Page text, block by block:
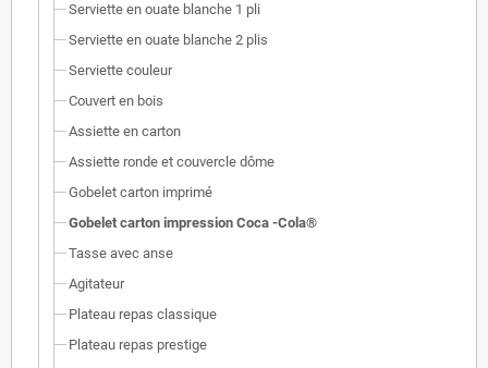
Serviette en ouate blanche 1 pli
Serviette en ouate blanche 2 plis
Serviette couleur
Couvert en bois
Assiette en carton
Assiette ronde et couvercle dôme
Gobelet carton imprimé
Gobelet carton impression Coca -Cola®
Tasse avec anse
Agitateur
Plateau repas classique
Plateau repas prestige